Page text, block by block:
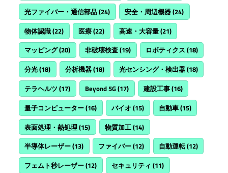
光ファイバー・通信部品(24) 安全・周辺機器(24)
物体認識(22) 医療(22) 高速・大容量(21)
マッピング(20) 非破壊検査(19) ロボティクス (18)
分光(18) 分析機器(18) 光センシング・検出器(18)
テラヘルツ (17) Beyond 5G(17) 建設工事(16)
量子コンピューター(16) バイオ (15) 自動車(15)
表面処理・熱処理(15) 物質加工(14)
半導体レーザー(13) ファイバー(12) 自動運転(12)
フェムト秒レーザー(12) セキュリティ (11)